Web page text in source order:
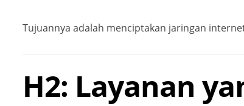
Tujuannya adalah menciptakan jaringan
H2: Layanan